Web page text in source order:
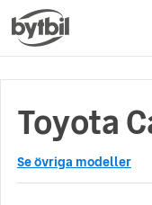
Toyota
Se övriga modeller